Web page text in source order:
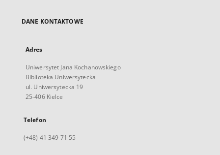
DANE KONTAKTOWE
Adres
Uniwersytet Jana Kochanowskiego
Biblioteka Uniwersytecka
ul. Uniwersytecka 19
25-406 Kielce
Telefon
(+48) 41 349 71 55